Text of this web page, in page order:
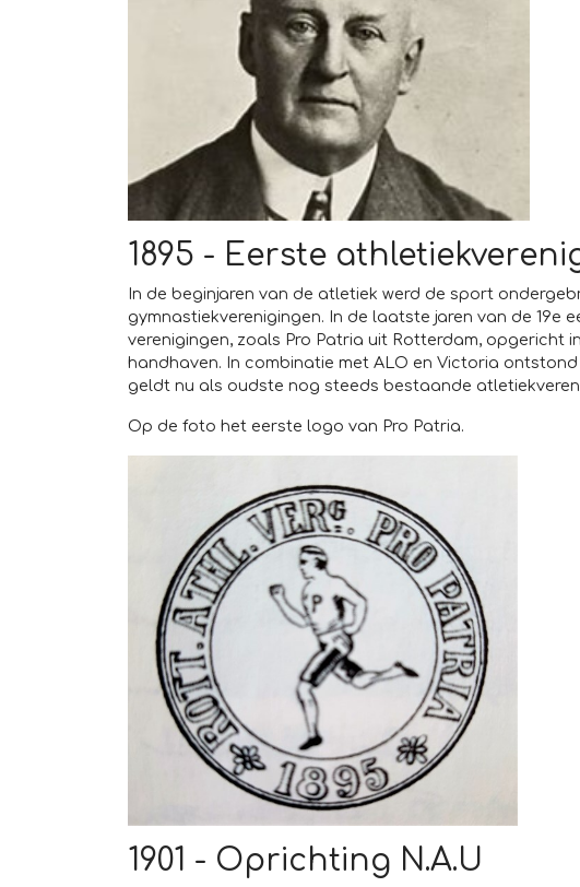
1895 - Eerste
In de beginjaren van de atletiek werd de sport
gymnastiekverenigingen. In de laatste jaren van de 19e
verenigingen, zoals Pro Patria uit Rotterdam, opgericht
handhaven. In combinatie met ALO en Victoria ontstond
geldt nu als oudste nog steeds bestaande
Op de foto het eerste logo van Pro Patria.
1901 - Oprichting N.A.U